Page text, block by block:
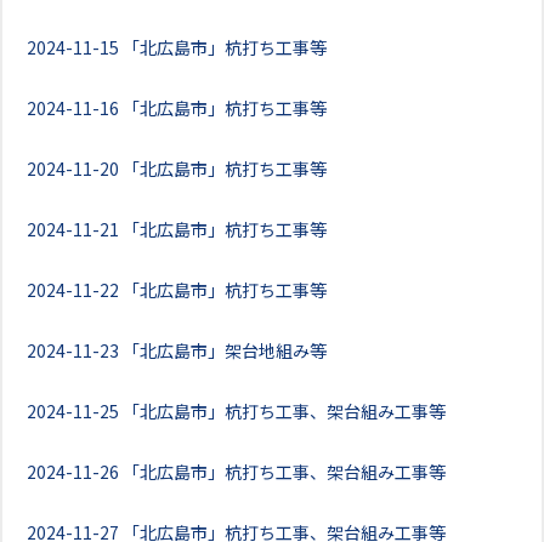
2024-11-15 「北広島市」杭打ち工事等
2024-11-16 「北広島市」杭打ち工事等
2024-11-20 「北広島市」杭打ち工事等
2024-11-21 「北広島市」杭打ち工事等
2024-11-22 「北広島市」杭打ち工事等
2024-11-23 「北広島市」架台地組み等
2024-11-25 「北広島市」杭打ち工事、架台組み工事等
2024-11-26 「北広島市」杭打ち工事、架台組み工事等
2024-11-27 「北広島市」杭打ち工事、架台組み工事等